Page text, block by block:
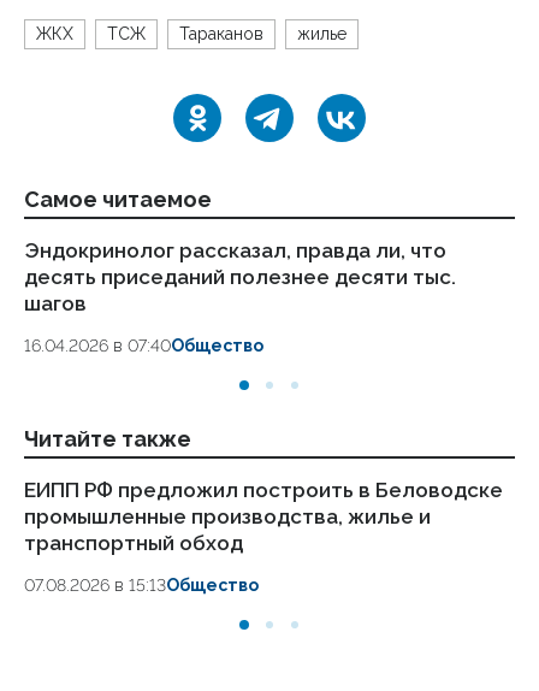
ЖКХ ТСЖ Тараканов жилье
Самое читаемое
Эндокринолог рассказал, правда ли, что
десять приседаний полезнее десяти тыс.
шагов
16.04.2026 в 07:40Общество
Читайте также
ЕИПП РФ предложил построить в Беловодске
промышленные производства, жилье и
транспортный обход
07.08.2026 в 15:13Общество